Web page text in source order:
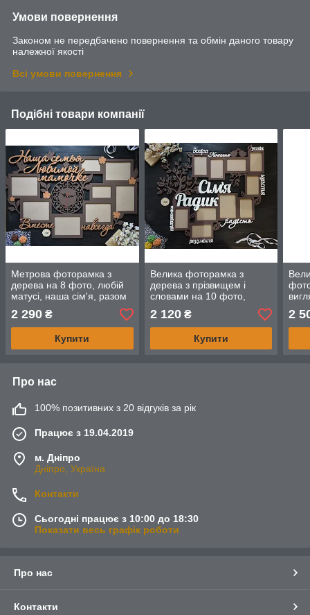
Умови повернення
Законом не передбачено повернення та обмін даного товару
належної якості
Всі умови повернення
Подібні товари компанії
Метрова фоторамка з
дерева на 8 фото, любій
матусі, наша сім'я, разом
назавжди. Фотоколаж з
годинником.
2 290 ₴
Купити
Велика фоторамка з
дерева з прізвищем і
словами на 10 фото,
фоторамка на річницю,
фоторамка на ювілей
2 120₴
Купити
2
Про нас
100% позитивних з 20 відгуків за рік
Працює з 19.04.2019
м. Дніпро
Дніпро, Україна
Контакти
Сьогодні працює з 10:00 до 18:30
Показати весь графік роботи
Про нас
Контакти